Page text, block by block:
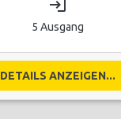
login
5 Ausgang
DETAILS ANZEIGEN...